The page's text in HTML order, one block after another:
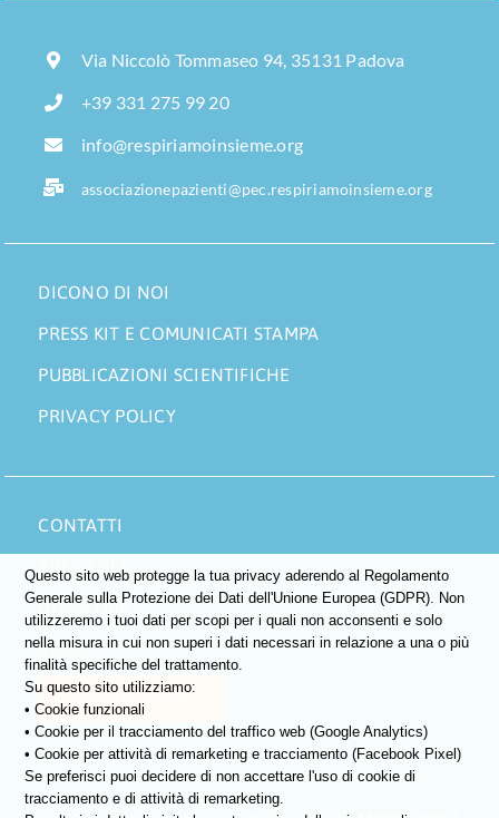
Via Niccolò Tommaseo 94, 35131 Padova
+39 331 275 99 20
info@respiriamoinsieme.org
associazionepazienti@pec.respiriamoinsieme.org
DICONO DI NOI
PRESS KIT E COMUNICATI STAMPA
PUBBLICAZIONI SCIENTIFICHE
PRIVACY POLICY
CONTATTI
AREA SOCI
DONA ORA
5×1000
Questo sito web protegge la tua privacy aderendo al Regolamento
Generale sulla Protezione dei Dati dell'Unione Europea (GDPR). Non
utilizzeremo i tuoi dati per scopi per i quali non acconsenti e solo
nella misura in cui non superi i dati necessari in relazione a una o più
finalità specifiche del trattamento.
Su questo sito utilizziamo:
• Cookie funzionali
• Cookie per il tracciamento del traffico web (Google Analytics)
• Cookie per attività di remarketing e tracciamento (Facebook Pixel)
Se preferisci puoi decidere di non accettare l'uso di cookie di
tracciamento e di attività di remarketing.